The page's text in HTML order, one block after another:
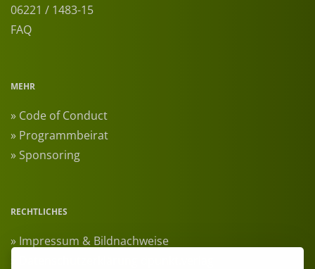
06221 / 1483-15
FAQ
MEHR
» Code of Conduct
» Programmbeirat
» Sponsoring
RECHTLICHES
» Impressum & Bildnachweise
» Datenschutzerklärung dpunkt.verlag